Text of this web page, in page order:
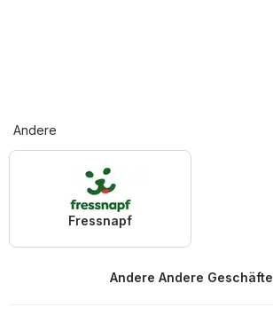
Andere
Fressnapf
Andere Andere Geschäfte